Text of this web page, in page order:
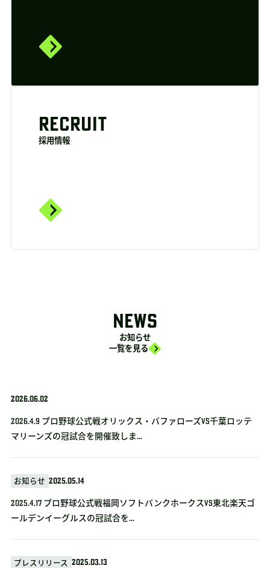
RECRUIT
採用情報
NEWS
お知らせ
一覧を見る
2026.06.02
2026.4.9 プロ野球公式戦オリックス・バファローズvs千葉ロッテ
マリーンズの冠試合を開催致しま...
お知らせ 2025.05.14
2025.4.17 プロ野球公式戦福岡ソフトバンクホークスVS東北楽天ゴ
ールデンイーグルスの冠試合を...
プレスリリース 2025.03.13